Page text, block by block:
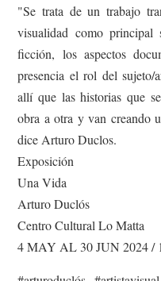
"Se trata de un trabajo
visualidad como principal
ficción, los aspectos
presencia el rol del
allí que las historias que
obra a otra y van creando
dice Arturo Duclos.
Exposición
Una Vida
Arturo Duclós
Centro Cultural Lo Matta
4 MAY AL 30 JUN 2024 /